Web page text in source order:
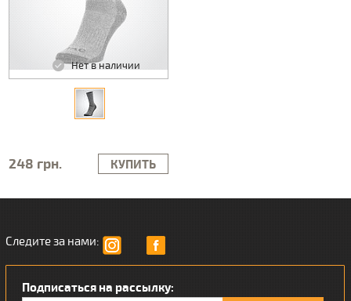
Нет в наличии
248 грн. КУПИТЬ
Следите за нами:
Подписаться на рассылку: